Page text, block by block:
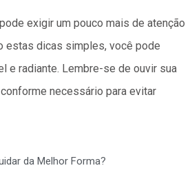
exigir um pouco mais de atenção
estas dicas simples, você pode
e radiante. Lembre-se de ouvir sua
necessário para evitar
da Melhor Forma?